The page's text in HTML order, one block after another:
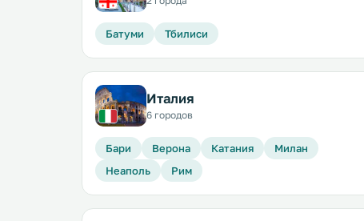
Батуми Тбилиси
Италия
6 городов
Бари Верона Катания
Милан
Неаполь
Рим